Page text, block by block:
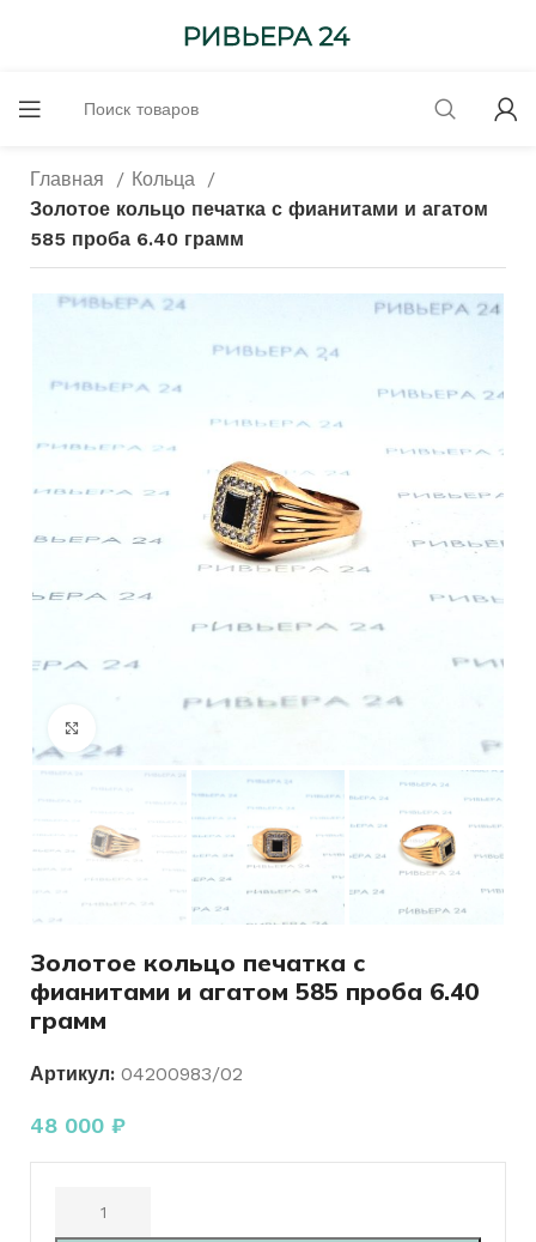
Главная
Кольца
Золотое кольцо печатка с фианитами и агатом
585 проба 6.40 грамм
Золотое кольцо печатка с
фианитами и агатом 585 проба 6.40
грамм
Артикул: 04200983/02
48 000 ₽